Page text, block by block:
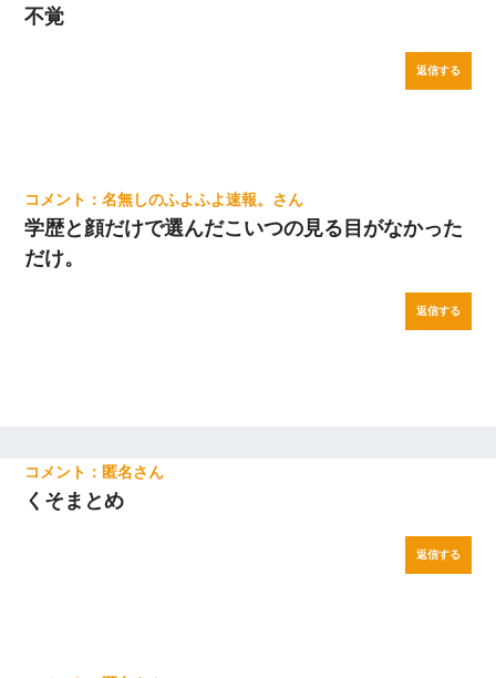
不覚
返信する
名無しのふよふよ速報。
学歴と顔だけで選んだこいつの見る目がなかった
だけ。
返信する
匿名
くそまとめ
返信する